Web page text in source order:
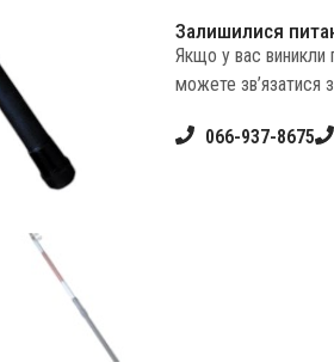
Залишилися
Якщо у вас виникли
можете зв’язатися
066-937-8675